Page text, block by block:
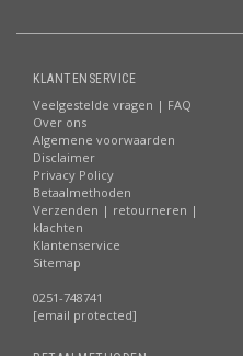
KLANTENSERVICE
Veelgestelde vragen | FAQ
Over ons
Algemene voorwaarden
Disclaimer
Privacy Policy
Betaalmethoden
Verzenden | retourneren |
klachten
Klantenservice
Sitemap
0251-748741
[email protected]